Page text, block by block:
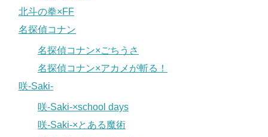
北斗の拳×FF
名探偵コナン
名探偵コナン×ごちうさ
名探偵コナン×アカメが斬る！
咲-Saki-
咲-Saki-×school days
咲-Saki-×とある魔術